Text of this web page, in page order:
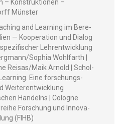
– Kon­struk­tio­nen –
Münster
and Learn­ing im Bere­
— Koop­er­a­tion und Dia­log
Lehren­twick­lung
­Sophia Wohl­far­th |
Reisas/Maik Arnold | Schol­
Eine forschungs­
Weit­er­en­twick­lung
Han­delns | Cologne
Forschung und Inno­va­
(FIHB)